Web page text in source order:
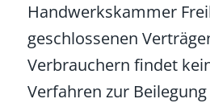
Handwerkskammer
geschlossenen
Verbrauchern findet
Verfahren zur